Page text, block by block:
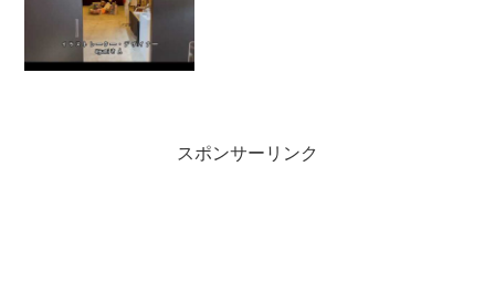
スポンサーリンク